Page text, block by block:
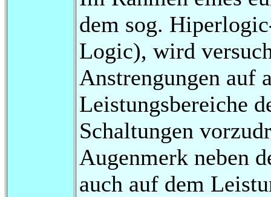
dem sog.
Logic), wird
Anstrengungen auf
Leistungsbereiche
Schaltungen
Augenmerk neben
auch auf dem